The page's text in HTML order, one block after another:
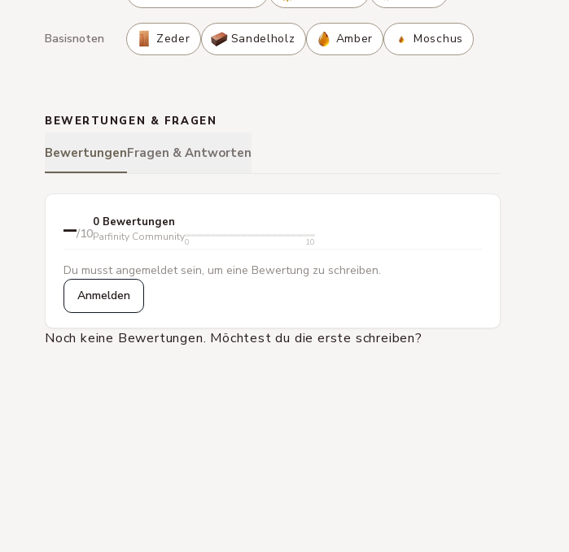
Basisnoten Zeder Sandelholz Amber Moschus
BEWERTUNGEN & FRAGEN
BewertungenFragen & Antworten
–/10
0 Bewertungen
Parfinity Community0 10
Du musst angemeldet sein, um eine Bewertung zu schreiben.
Anmelden
Noch keine Bewertungen. Möchtest du die erste schreiben?